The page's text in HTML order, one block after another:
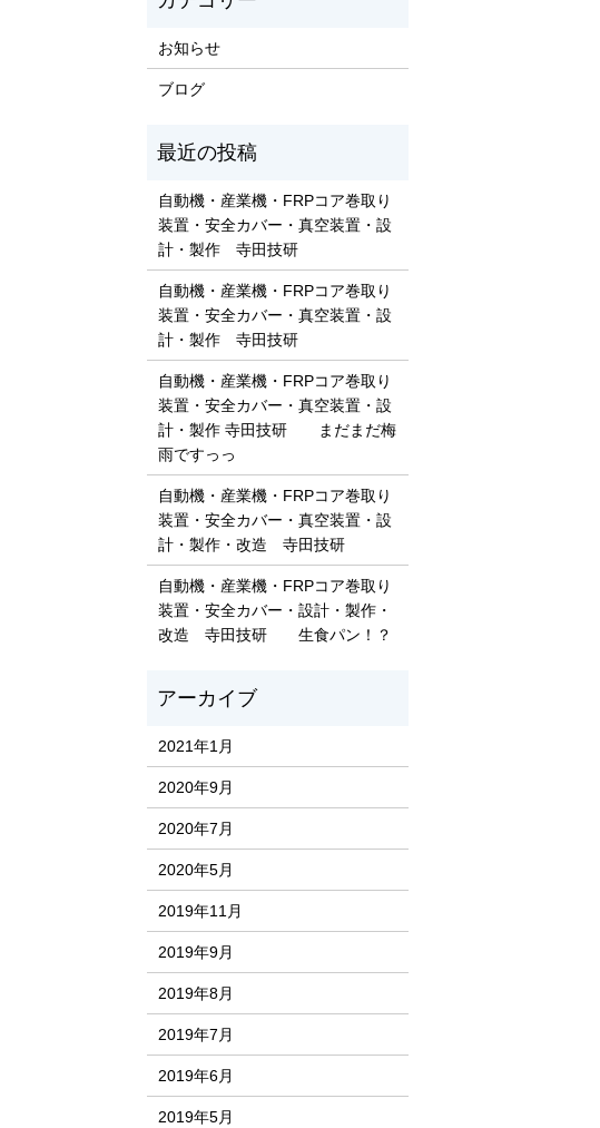
お知らせ
ブログ
自動機・産業機・FRPコア巻取り
装置・安全カバー・真空装置・設
計・製作 寺田技研
自動機・産業機・FRPコア巻取り
装置・安全カバー・真空装置・設
計・製作 寺田技研
自動機・産業機・FRPコア巻取り
装置・安全カバー・真空装置・設
計・製作 寺田技研 まだまだ梅
雨ですっっ
自動機・産業機・FRPコア巻取り
装置・安全カバー・真空装置・設
計・製作・改造 寺田技研
自動機・産業機・FRPコア巻取り
装置・安全カバー・設計・製作・
改造 寺田技研 生食パン！？
2021年1月
2020年9月
2020年7月
2020年5月
2019年11月
2019年9月
2019年8月
2019年7月
2019年6月
2019年5月